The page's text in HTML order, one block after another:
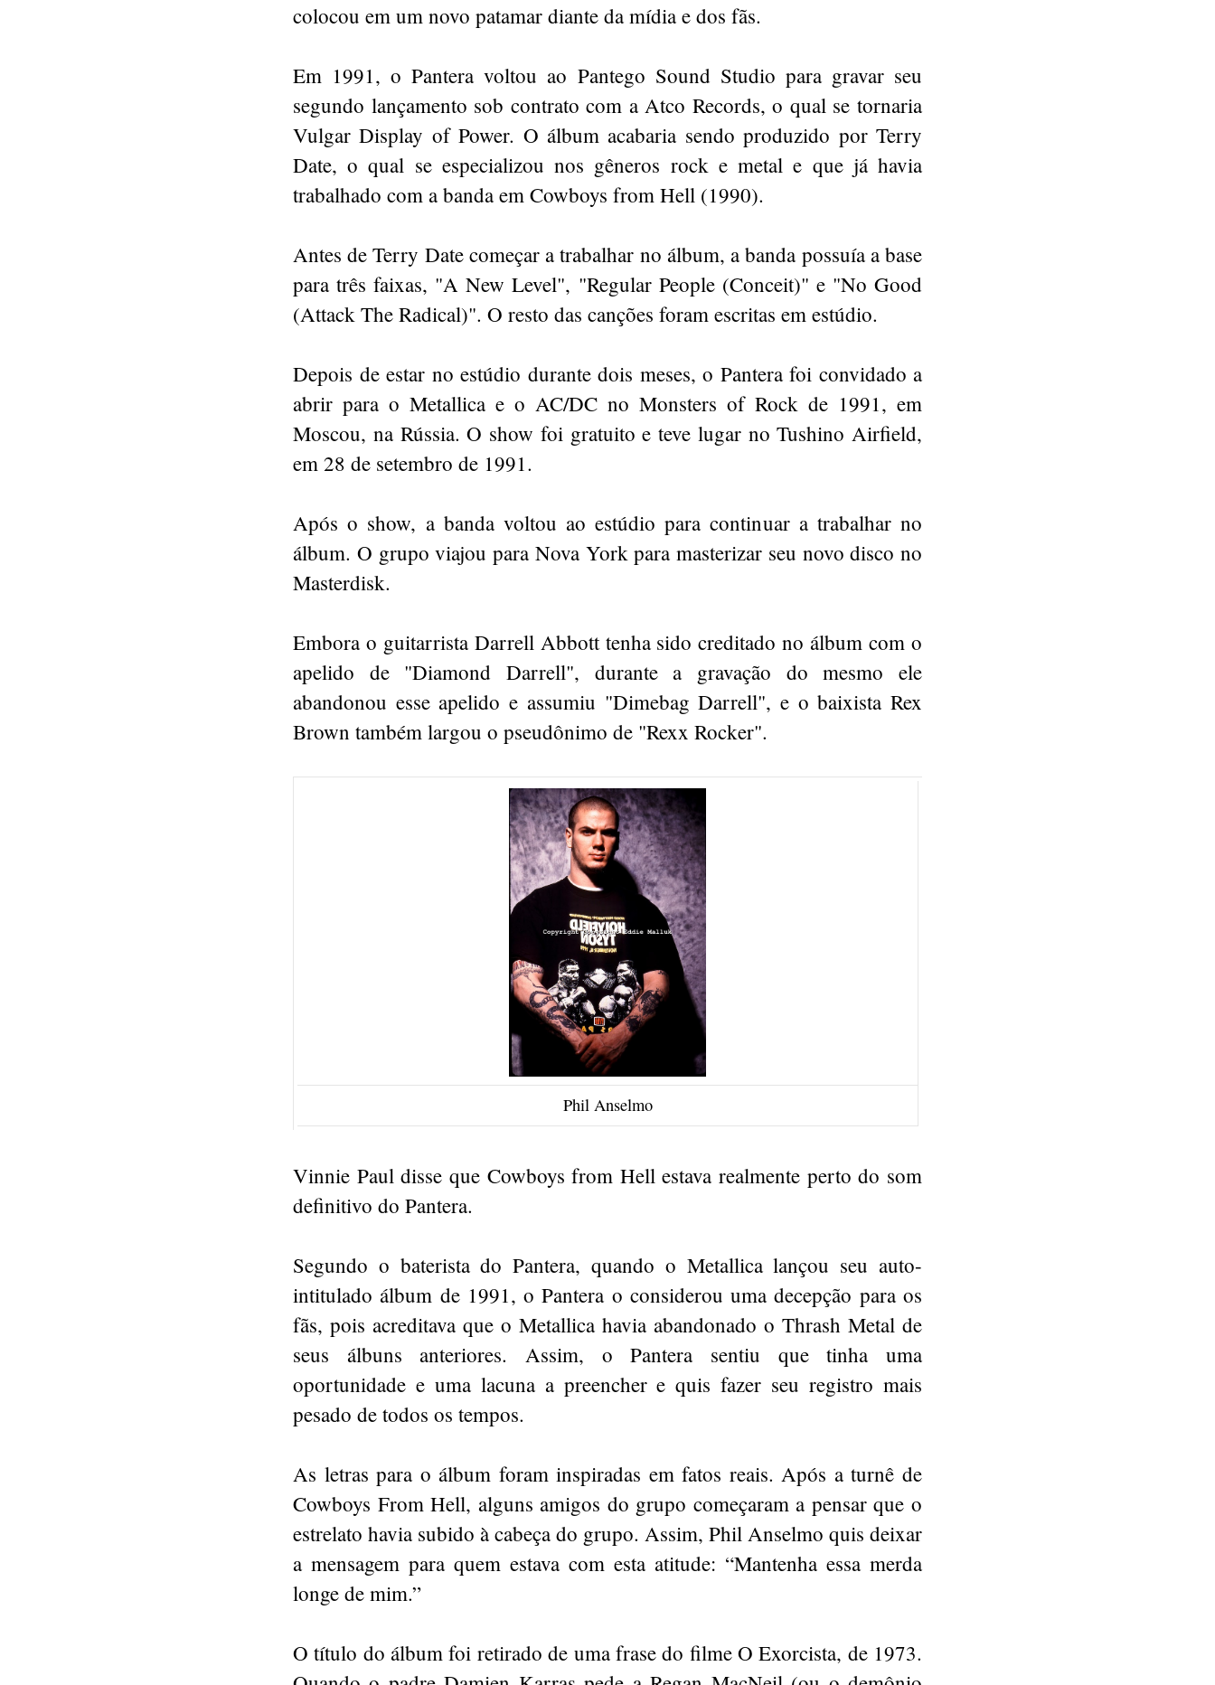
colocou em um novo patamar diante da mídia e dos fãs.
Em 1991, o Pantera voltou ao Pantego Sound Studio para gravar seu
segundo lançamento sob contrato com a Atco Records, o qual se tornaria
Vulgar Display of Power. O álbum acabaria sendo produzido por Terry
Date, o qual se especializou nos gêneros rock e metal e que já havia
trabalhado com a banda em Cowboys from Hell (1990).
Antes de Terry Date começar a trabalhar no álbum, a banda possuía a base
para três faixas, "A New Level", "Regular People (Conceit)" e "No Good
(Attack The Radical)". O resto das canções foram escritas em estúdio.
Depois de estar no estúdio durante dois meses, o Pantera foi convidado a
abrir para o Metallica e o AC/DC no Monsters of Rock de 1991, em
Moscou, na Rússia. O show foi gratuito e teve lugar no Tushino Airfield,
em 28 de setembro de 1991.
Após o show, a banda voltou ao estúdio para continuar a trabalhar no
álbum. O grupo viajou para Nova York para masterizar seu novo disco no
Masterdisk.
Embora o guitarrista Darrell Abbott tenha sido creditado no álbum com o
apelido de "Diamond Darrell", durante a gravação do mesmo ele
abandonou esse apelido e assumiu "Dimebag Darrell", e o baixista Rex
Brown também largou o pseudônimo de "Rexx Rocker".
Phil Anselmo
Vinnie Paul disse que Cowboys from Hell estava realmente perto do som
definitivo do Pantera.
Segundo o baterista do Pantera, quando o Metallica lançou seu auto-
intitulado álbum de 1991, o Pantera o considerou uma decepção para os
fãs, pois acreditava que o Metallica havia abandonado o Thrash Metal de
seus álbuns anteriores. Assim, o Pantera sentiu que tinha uma
oportunidade e uma lacuna a preencher e quis fazer seu registro mais
pesado de todos os tempos.
As letras para o álbum foram inspiradas em fatos reais. Após a turnê de
Cowboys From Hell, alguns amigos do grupo começaram a pensar que o
estrelato havia subido à cabeça do grupo. Assim, Phil Anselmo quis deixar
a mensagem para quem estava com esta atitude: “Mantenha essa merda
longe de mim.”
O título do álbum foi retirado de uma frase do filme O Exorcista, de 1973.